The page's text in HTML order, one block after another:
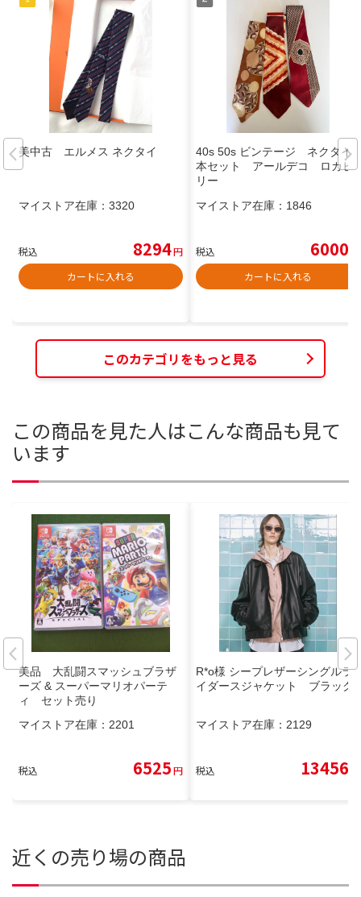
美中古 エルメス ネクタイ
マイストア在庫： 3320
税込 8294円
カートに入れる
40s 50s ビンテージ ネクタイ3
本セット アールデコ ロカビ
リー
マイストア在庫： 1846
税込 6000
カートに入れる
このカテゴリをもっと見る
この商品を見た人はこんな商品も見て
います
美品 大乱闘スマッシュブラザ
ーズ & スーパーマリオパーテ
ィ セット売り
マイストア在庫： 2201
税込 6525円
R*o様 シープレザーシングルラ
イダースジャケット ブラック
マイストア在庫： 2129
税込 13456
近くの売り場の商品